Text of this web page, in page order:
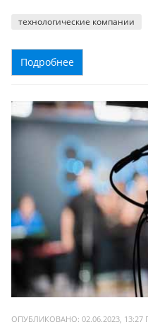
технологические компании
Подробнее
ОПУБЛИКОВАНО: 02.06.2023, 13:27